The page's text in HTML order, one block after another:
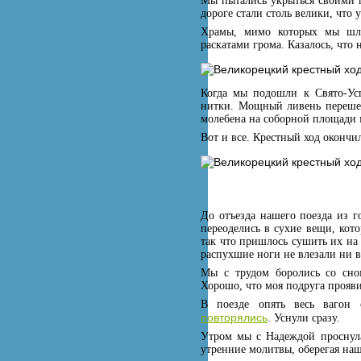
дороге стали столь велики,
Храмы, мимо которых мы
раскатами грома. Казалось,
Когда мы подошли к Свято-
нитки. Мощный ливень
молебена на соборной площади
Вот и все. Крестный ход
До отъезда нашего поезда из
переоделись в сухие вещи,
так что пришлось сушить их
распухшие ноги не влезали ни
Мы с трудом боролись со
Хорошо, что моя подруга
В поезде опять весь вагон
повторялись . Уснули сразу.
Утром мы с Надеждой
утренние молитвы, оберегая